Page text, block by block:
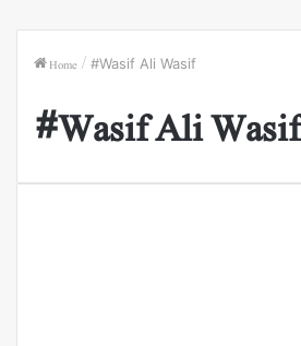
Home / #Wasif Ali Wasif
#Wasif Ali Wasif